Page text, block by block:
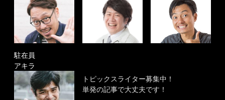
駐在員
アキラ
トピックスライター募集中！
単発の記事で大丈夫です！